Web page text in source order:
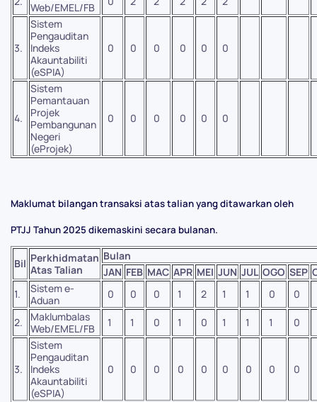
Web/EMEL/FB
3.
Sistem
Pengauditan
Indeks
Akauntabiliti
(eSPIA)
0 0 0 0 0 0
4.
Sistem
Pemantauan
Projek
Pembangunan
Negeri
(eProjek)
0 0 0 0 0 0
Maklumat bilangan transaksi atas talian yang ditawarkan oleh
PTJJ Tahun 2025 dikemaskini secara bulanan.
Bil Perkhidmatan
Atas Talian
Bulan
JAN FEB MAC APR MEI JUN JUL OGO SEP
1.
Sistem e-
Aduan
0 0 0 1 2 1 1 0 0
2.
Maklumbalas
Web/EMEL/FB
1 1 0 1 0 1 1 1 0
3.
Sistem
Pengauditan
Indeks
Akauntabiliti
(eSPIA)
0 0 0 0 0 0 0 0 0